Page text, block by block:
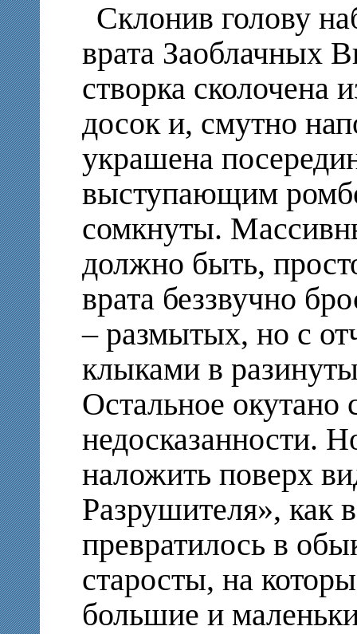
Склонив голову
врата Заоблачных
створка сколочена
досок и, смутно
украшена
выступающим
сомкнуты.
должно быть,
врата беззвучно
– размытых, но с
клыками в
Остальное
недосказанности.
наложить поверх
Разрушителя», как
превратилось в
старосты, на
большие и